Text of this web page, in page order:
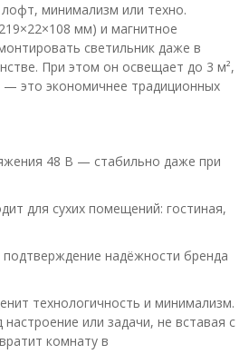
минимализм или техно.
мм) и магнитное
светильник даже в
При этом он освещает до 3 м²,
— это экономичнее традиционных
48 В — стабильно даже при
для сухих помещений: гостиная,
надёжности бренда
технологичность и минимализм.
или задачи, не вставая с
комнату в